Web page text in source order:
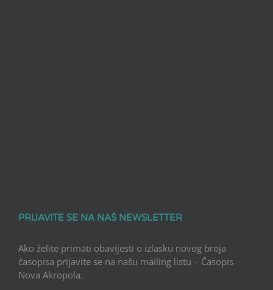
PRIJAVITE SE NA NAŠ NEWSLETTER
Ako želite primati obavijesti o izlasku novog broja
časopisa prijavite se na našu mailing listu – Časopis
Nova Akropola.